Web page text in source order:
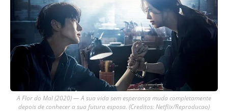
A Flor do Mal (2020) — A sua vida sem esperança muda completamente
depois de conhecer a sua futura esposa. (Creditos: Netflix/Reproducao)